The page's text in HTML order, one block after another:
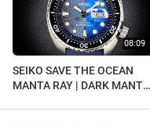
SEIKO SAVE THE OCEAN
MANTA RAY | DARK MANTA